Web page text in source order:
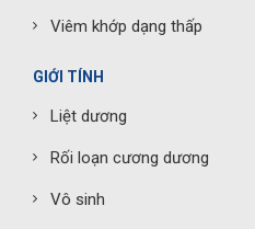
Viêm khớp dạng thấp
GIỚI TÍNH
Liệt dương
Rối loạn cương dương
Vô sinh